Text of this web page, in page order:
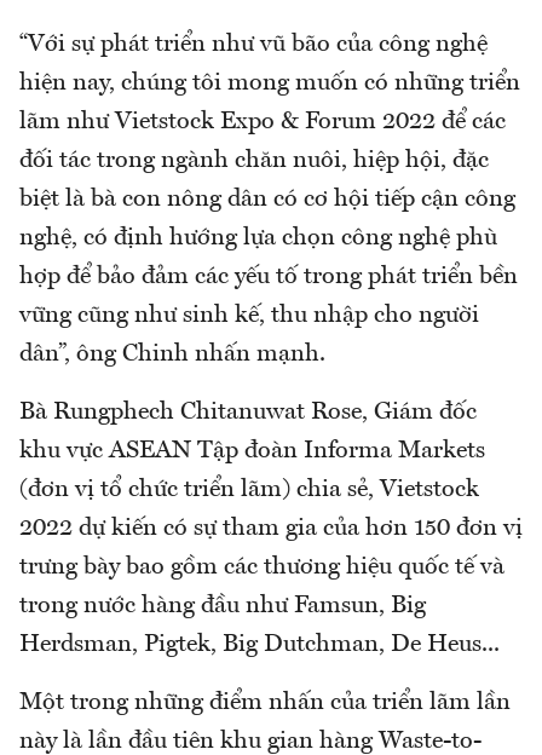
“Với sự phát triển như vũ bão của công nghệ
hiện nay, chúng tôi mong muốn có những triển
lãm như Vietstock Expo & Forum 2022 để các
đối tác trong ngành chăn nuôi, hiệp hội, đặc
biệt là bà con nông dân có cơ hội tiếp cận công
nghệ, có định hướng lựa chọn công nghệ phù
hợp để bảo đảm các yếu tố trong phát triển bền
vững cũng như sinh kế, thu nhập cho người
dân”, ông Chinh nhấn mạnh.
Bà Rungphech Chitanuwat Rose, Giám đốc
khu vực ASEAN Tập đoàn Informa Markets
(đơn vị tổ chức triển lãm) chia sẻ, Vietstock
2022 dự kiến có sự tham gia của hơn 150 đơn vị
trưng bày bao gồm các thương hiệu quốc tế và
trong nước hàng đầu như Famsun, Big
Herdsman, Pigtek, Big Dutchman, De Heus...
Một trong những điểm nhấn của triển lãm lần
này là lần đầu tiên khu gian hàng Waste-to-